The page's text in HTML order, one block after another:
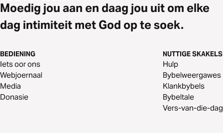
Moedig jou aan en daag jou uit om elke
dag intimiteit met God op te soek.
BEDIENING
Iets oor ons
Webjoernaal
Media
Donasie
NUTTIGE SKAKELS
Hulp
Bybelweergawes
Klankbybels
Bybeltale
Vers-van-die-dag